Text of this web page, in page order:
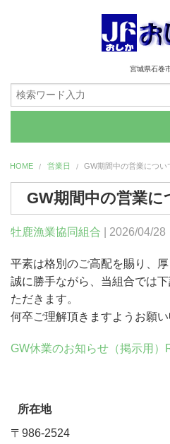
宮城県石巻
会社情報
HOME 営業日 GW期間中の営業につい
GW期間中の営業に
牡鹿漁業協同組合 | 2026/04/28
平素は格別のご高配を賜り、厚
誠に勝手ながら、当組合では
ただきます。
何卒ご理解頂きますようお願い
GW休業のお知らせ（掲示用）
所在地
〒986-2524